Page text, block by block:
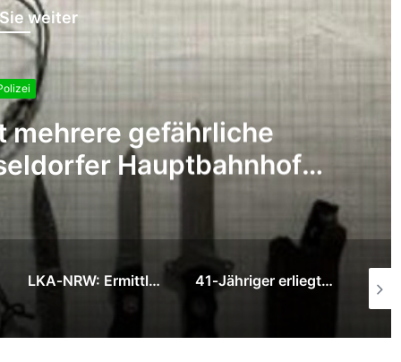
weiter
in Buer – Polizei
Aktion
41‑Jähriger erliegt Schussverletzungen nach Polizeieinsatz in Krefeld – Polizei Gelsenkirchen übernimmt Ermittlungen 50-Jähriger beschädigt Dienstfahrzeug der Bundespolizei